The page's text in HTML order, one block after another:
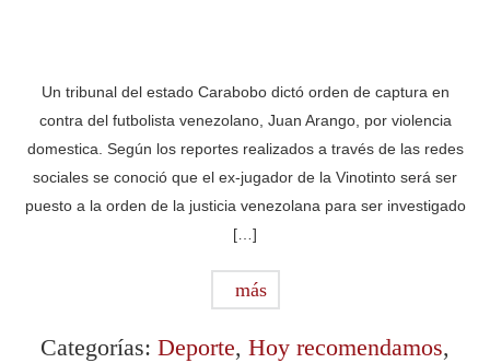
Un tribunal del estado Carabobo dictó orden de captura en
contra del futbolista venezolano, Juan Arango, por violencia
domestica. Según los reportes realizados a través de las redes
sociales se conoció que el ex-jugador de la Vinotinto será ser
puesto a la orden de la justicia venezolana para ser investigado
[…]
más
Categorías: Deporte, Hoy recomendamos,